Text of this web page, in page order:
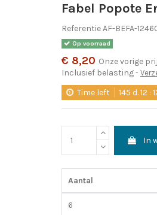
Fabel Popote
ReferentieAF-BEFA-
Op voorraad
€ 8,20 Onze vorige
Inclusief belasting
Time left 145 d.12 :
In
Aantal
6